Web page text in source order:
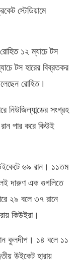
স্টেডিয়ামে
১২ ম্যাচে টস
টস হারের বিব্রতকর
রোহিত।
নিউজিল্যান্ডের সংগ্রহ
পার করে কিউই
৬৯ রান। ১১তম
দারুণ এক গুগলিতে
২৯ বলে ৩৭ রানে
কিউইরা।
কুলদীপ। ১৪ বলে ১১
উইকেট হারায়